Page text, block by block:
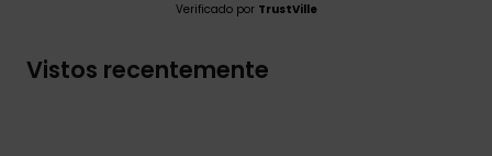
Verificado por TrustVille
Vistos recentemente